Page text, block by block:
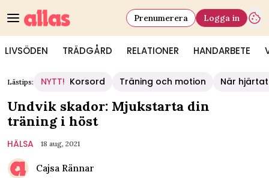
LIVSÖDEN TRÄDGÅRD RELATIONER HANDARBETE
Prenumerera Logga in
Lästips: NYTT! Korsord Träning och motion När
Undvik skador: Mjukstarta din
träning i höst
HÄLSA 18 aug, 2021
Cajsa Rännar